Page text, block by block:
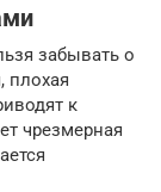
забывать о
плохая
к
чрезмерная